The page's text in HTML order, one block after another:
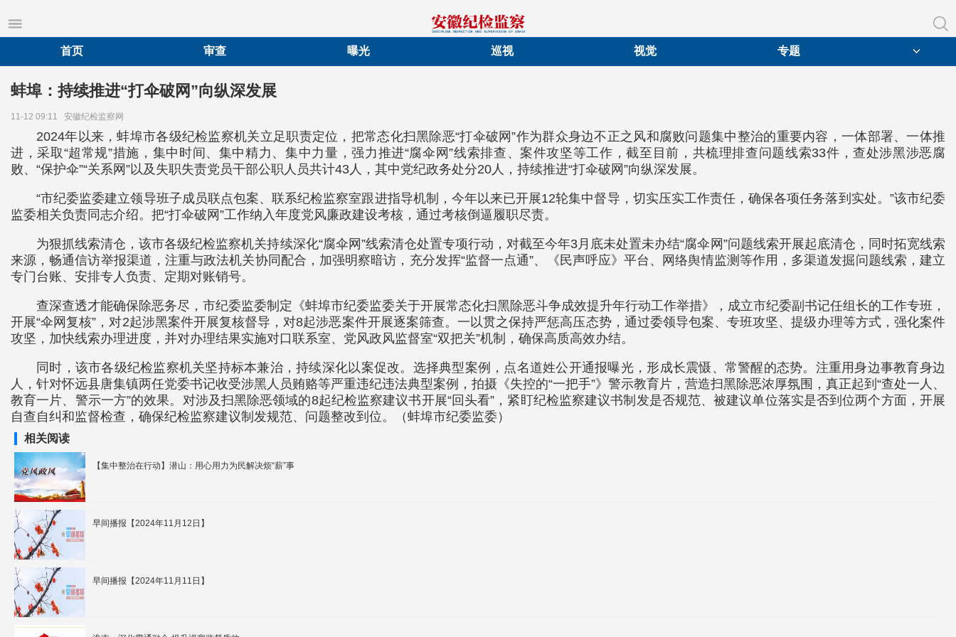
首页
审查 曝光 巡视 视觉 专题
蚌埠：持续推进“打伞破网”向纵深发展
11-12 09:11 安徽纪检监察网
2024年以来，蚌埠市各级纪检监察机关立足职责定位，把常态化扫黑除恶“打伞破网”作为群众身边不正之风和腐败问题集中整治的重要内容，一体部署、一体推
进，采取“超常规”措施，集中时间、集中精力、集中力量，强力推进“腐伞网”线索排查、案件攻坚等工作，截至目前，共梳理排查问题线索33件，查处涉黑涉恶腐
败、“保护伞”“关系网”以及失职失责党员干部公职人员共计43人，其中党纪政务处分20人，持续推进“打伞破网”向纵深发展。
“市纪委监委建立领导班子成员联点包案、联系纪检监察室跟进指导机制，今年以来已开展12轮集中督导，切实压实工作责任，确保各项任务落到实处。”该市纪委
监委相关负责同志介绍。把“打伞破网”工作纳入年度党风廉政建设考核，通过考核倒逼履职尽责。
为狠抓线索清仓，该市各级纪检监察机关持续深化“腐伞网”线索清仓处置专项行动，对截至今年3月底未处置未办结“腐伞网”问题线索开展起底清仓，同时拓宽线索
来源，畅通信访举报渠道，注重与政法机关协同配合，加强明察暗访，充分发挥“监督一点通”、《民声呼应》平台、网络舆情监测等作用，多渠道发掘问题线索，建立
专门台账、安排专人负责、定期对账销号。
查深查透才能确保除恶务尽，市纪委监委制定《蚌埠市纪委监委关于开展常态化扫黑除恶斗争成效提升年行动工作举措》，成立市纪委副书记任组长的工作专班，
开展“伞网复核”，对2起涉黑案件开展复核督导，对8起涉恶案件开展逐案筛查。一以贯之保持严惩高压态势，通过委领导包案、专班攻坚、提级办理等方式，强化案件
攻坚，加快线索办理进度，并对办理结果实施对口联系室、党风政风监督室“双把关”机制，确保高质高效办结。
同时，该市各级纪检监察机关坚持标本兼治，持续深化以案促改。选择典型案例，点名道姓公开通报曝光，形成长震慑、常警醒的态势。注重用身边事教育身边
人，针对怀远县唐集镇两任党委书记收受涉黑人员贿赂等严重违纪违法典型案例，拍摄《失控的“一把手”》警示教育片，营造扫黑除恶浓厚氛围，真正起到“查处一人、
教育一片、警示一方”的效果。对涉及扫黑除恶领域的8起纪检监察建议书开展“回头看”，紧盯纪检监察建议书制发是否规范、被建议单位落实是否到位两个方面，开展
自查自纠和监督检查，确保纪检监察建议制发规范、问题整改到位。（蚌埠市纪委监委）
相关阅读
【集中整治在行动】潜山：用心用力为民解决烦“薪”事
早间播报【2024年11月12日】
早间播报【2024年11月11日】